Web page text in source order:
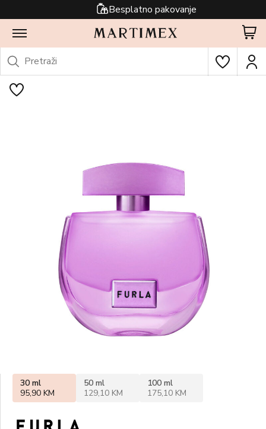
Besplatno pakovanje
30 ml
95,90 KM
50 ml
129,10 KM
100 ml
175,10 KM